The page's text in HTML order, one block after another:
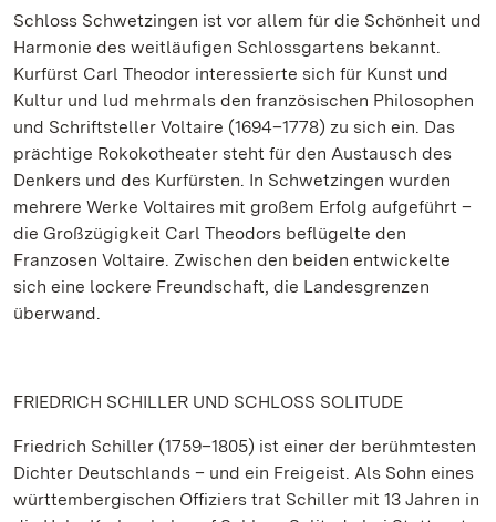
Schloss Schwetzingen ist vor allem für die Schönheit und
Harmonie des weitläufigen Schlossgartens bekannt.
Kurfürst Carl Theodor interessierte sich für Kunst und
Kultur und lud mehrmals den französischen Philosophen
und Schriftsteller Voltaire (1694–1778) zu sich ein. Das
prächtige Rokokotheater steht für den Austausch des
Denkers und des Kurfürsten. In Schwetzingen wurden
mehrere Werke Voltaires mit großem Erfolg aufgeführt –
die Großzügigkeit Carl Theodors beflügelte den
Franzosen Voltaire. Zwischen den beiden entwickelte
sich eine lockere Freundschaft, die Landesgrenzen
überwand.
FRIEDRICH SCHILLER UND SCHLOSS SOLITUDE
Friedrich Schiller (1759–1805) ist einer der berühmtesten
Dichter Deutschlands – und ein Freigeist. Als Sohn eines
württembergischen Offiziers trat Schiller mit 13 Jahren in